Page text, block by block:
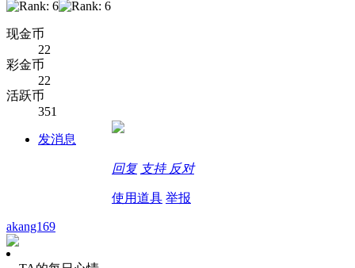
现金币
22
彩金币
22
活跃币
351
发消息
回复 支持 反对
使用道具 举报
akang169